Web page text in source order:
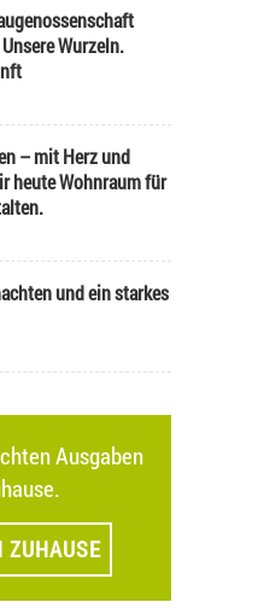
Wurzeln.
– mit Herz und
heute Wohnraum für
und ein starkes
Ausgaben